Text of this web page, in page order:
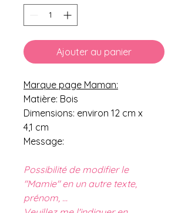
Ajouter au panier
Marque page Maman:
Matière: Bois
Dimensions: environ 12 cm x
4,1 cm
Message:
Possibilité de modifier le
"Mamie" en un autre texte,
prénom, ...